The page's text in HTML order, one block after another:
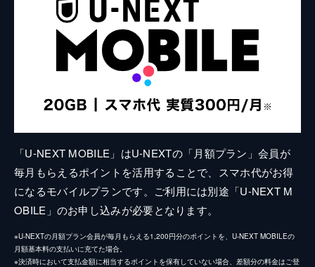
「U-NEXT MOBILE」はU-NEXTの「月額プラン」会員が
毎月もらえるポイントを活用することで、スマホ代がお得
になるモバイルプランです。ご利用には別途「U-NEXT M
OBILE」のお申し込みが必要となります。
※U-NEXTの月額プラン会員が毎月もらえる1,200円分のポイントを、U-NEXT MOBILEの
月額基本料の支払いに充てた場合。
※決済時において支払金額に相当するポイントを保有していない場合、差額分の料金はご登